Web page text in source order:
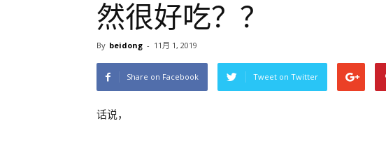
然很好吃？？
By beidong - 11月 1, 2019
Share on Facebook Tweet on Twitter
话说，